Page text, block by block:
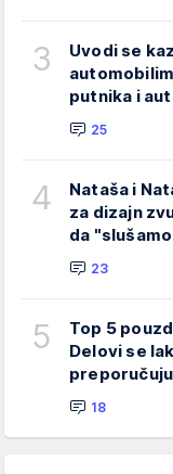
3
Uvodi se
putnika i
25
4
Nataša i
za dizajn
da
23
5
Top 5
Delovi se
preporučuju
18